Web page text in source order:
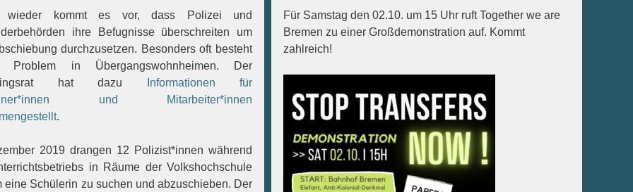
wieder kommt es vor, dass Polizei und
ihre Befugnisse überschreiten um
durchzusetzen. Besonders oft besteht
Problem in Übergangswohnheimen. Der
hat dazu
Informationen für
und Mitarbeiter*innen
.
2019 drangen 12 Polizist*innen während
in Räume der Volkshochschule
eine Schülerin zu suchen und abzuschieben. Der
Für Samstag den 02.10. um 15 Uhr ruft Together we are
Bremen zu einer Großdemonstration auf. Kommt
zahlreich!